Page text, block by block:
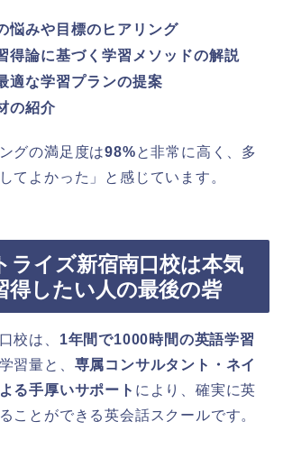
悩みや目標のヒアリング
得論に基づく学習メソッドの解説
適な学習プランの提案
の紹介
グの満足度は98%と非常に高く、多
てよかった」と感じています。
ライズ新宿南口校は本気
得したい人の最後の砦
校は、 1年間で1000時間の英語学習
習量と、 専属コンサルタント・ネイ
る手厚いサポート により、確実に英
ことができる英会話スクールです。